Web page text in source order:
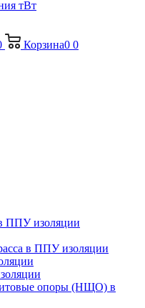
Корзина0 0
в ППУ изоляции
в ППУ изоляции
опоры (НЩО) в